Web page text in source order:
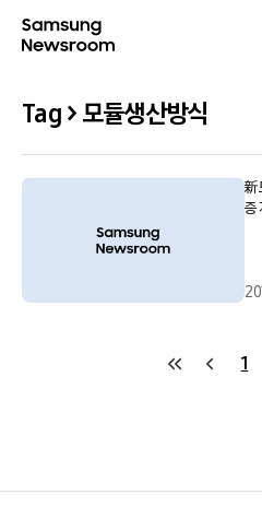
Tag > 모듈생산방식
新
증
1